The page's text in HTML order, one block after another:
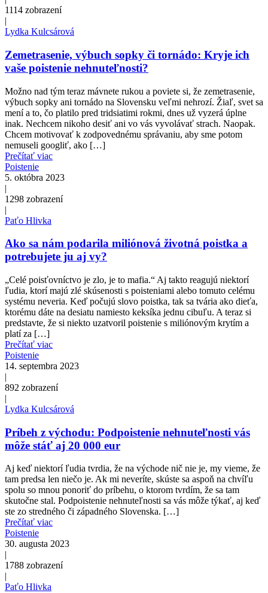
1114 zobrazení
|
Lydka Kulcsárová
Zemetrasenie, výbuch sopky či tornádo: Kryje ich
vaše poistenie nehnuteľnosti?
Možno nad tým teraz mávnete rukou a poviete si, že zemetrasenie,
výbuch sopky ani tornádo na Slovensku veľmi nehrozí. Žiaľ, svet sa
mení a to, čo platilo pred tridsiatimi rokmi, dnes už vyzerá úplne
inak. Nechcem nikoho desiť ani vo vás vyvolávať strach. Naopak.
Chcem motivovať k zodpovednému správaniu, aby sme potom
nemuseli googliť, ako […]
Prečítať viac
Poistenie
5. októbra 2023
|
1298 zobrazení
|
Paťo Hlivka
Ako sa nám podarila miliónová životná poistka a
potrebujete ju aj vy?
„Celé poisťovníctvo je zlo, je to mafia.“ Aj takto reagujú niektorí
ľudia, ktorí majú zlé skúsenosti s poisteniami alebo tomuto celému
systému neveria. Keď počujú slovo poistka, tak sa tvária ako dieťa,
ktorému dáte na desiatu namiesto keksíka jednu cibuľu. A teraz si
predstavte, že si niekto uzatvoril poistenie s miliónovým krytím a
platí za […]
Prečítať viac
Poistenie
14. septembra 2023
|
892 zobrazení
|
Lydka Kulcsárová
Príbeh z východu: Podpoistenie nehnuteľnosti vás
môže stáť aj 20 000 eur
Aj keď niektorí ľudia tvrdia, že na východe nič nie je, my vieme, že
tam predsa len niečo je. Ak mi neveríte, skúste sa aspoň na chvíľu
spolu so mnou ponoriť do príbehu, o ktorom tvrdím, že sa tam
skutočne stal. Podpoistenie nehnuteľnosti sa vás môže týkať, aj keď
ste zo stredného či západného Slovenska. […]
Prečítať viac
Poistenie
30. augusta 2023
|
1788 zobrazení
|
Paťo Hlivka